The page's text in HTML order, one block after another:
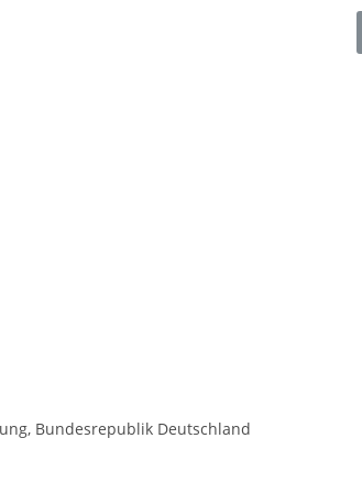
Bundesrepublik Deutschland